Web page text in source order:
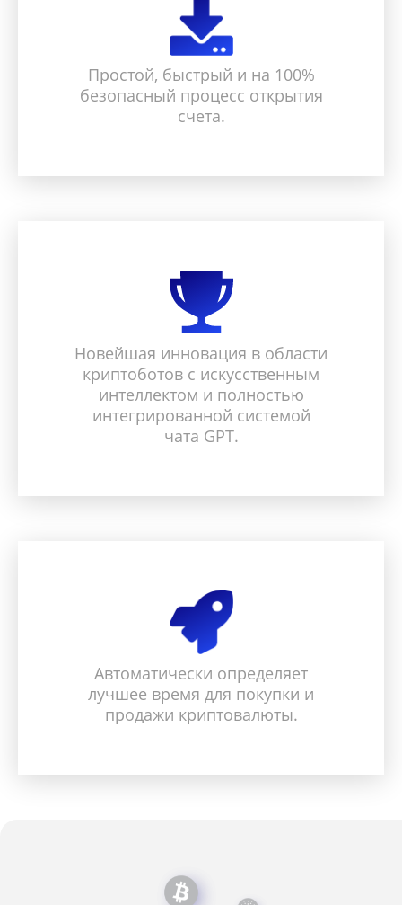
Простой, быстрый и на 100%
безопасный процесс открытия
счета.
Новейшая инновация в области
криптоботов с искусственным
интеллектом и полностью
интегрированной системой
чата GPT.
Автоматически определяет
лучшее время для покупки и
продажи криптовалюты.